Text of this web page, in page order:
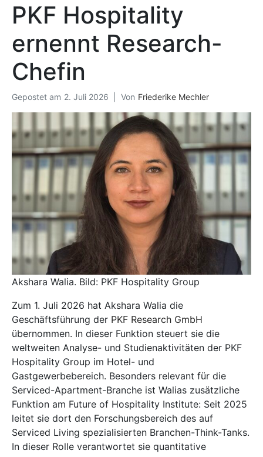
PKF Hospitality
ernennt Research-
Chefin
Gepostet am 2. Juli 2026 Von Friederike Mechler
Akshara Walia. Bild: PKF Hospitality Group
Zum 1. Juli 2026 hat Akshara Walia die
Geschäftsführung der PKF Research GmbH
übernommen. In dieser Funktion steuert sie die
weltweiten Analyse- und Studienaktivitäten der PKF
Hospitality Group im Hotel- und
Gastgewerbebereich. Besonders relevant für die
Serviced-Apartment-Branche ist Walias zusätzliche
Funktion am Future of Hospitality Institute: Seit 2025
leitet sie dort den Forschungsbereich des auf
Serviced Living spezialisierten Branchen-Think-Tanks.
In dieser Rolle verantwortet sie quantitative